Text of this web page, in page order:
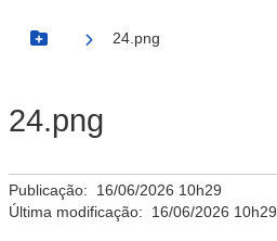
Botão Menu
24.png
24.png
Publicação: 16/06/2026 10h29
Última modificação: 16/06/2026 10h29